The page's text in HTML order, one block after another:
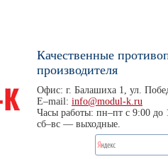
Качественные
производителя
Офис: г. Балашиха 1, ул.
E–mail: info@modul-k.ru
Часы работы: пн–пт с 9:00 до
сб–вс — выходные.